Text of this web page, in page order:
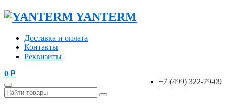
YANTERM
Доставка и оплата
Контакты
Реквизиты
+7 (499) 322-79-09
0 Р